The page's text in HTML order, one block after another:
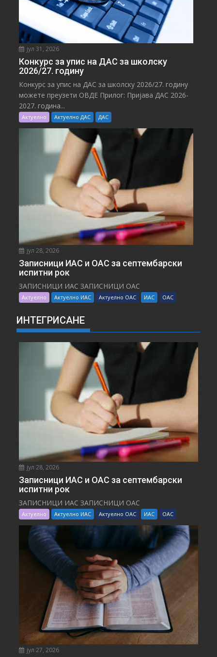
јул 31, 2026
Конкурс за упис на ДАС за школску
2026/27. годину
Конкурс за упис на ДАС за школску 2026/27. годину
можете преузети ОВДЕ Прилог: Пријава ДАС 2026-
2027. година...
Актуелно Актуелно ДАС ДАС
јул 28, 2026
Записници ИАС и ОАС за септембарски
испитни рок
ЗАПИСНИЦИ ИАС ЗАПИСНИЦИ ОАС
Актуелно Актуелно ИАС Актуелно ОАС ИАС ОАС
ИНТЕГРИСАНЕ
јул 28, 2026
Записници ИАС и ОАС за септембарски
испитни рок
ЗАПИСНИЦИ ИАС ЗАПИСНИЦИ ОАС
Актуелно Актуелно ИАС Актуелно ОАС ИАС ОАС
јул 27, 2026